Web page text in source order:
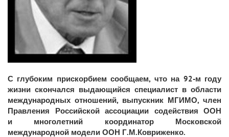
С глубоким прискорбием сообщаем, что на 92-м году
жизни скончался выдающийся специалист в области
международных отношений, выпускник МГИМО, член
Правления Российской ассоциации содействия ООН
и многолетний координатор Московской
международной модели ООН Г.М.Ковриженко.